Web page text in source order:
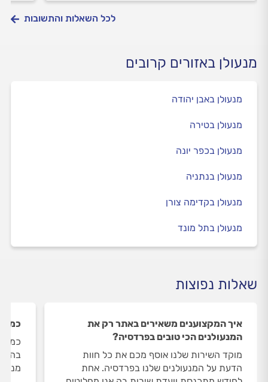
לכל השאלות והתשובות
מנעולן באזורים קרובים
מנעולן באבן יהודה
מנעולן בטירה
מנעולן בכפר יונה
מנעולן בנתניה
מנעולן בקדימה צורן
מנעולן בתל מונד
שאלות נפוצות
איך המקצוענים משאירים באתר רק את
המנעולנים הכי טובים בפרדסיה?
מוקד השירות שלנו אוסף מכם את כל חוות
הדעת על המנעולנים שלנו בפרדסיה. אחת
כמה